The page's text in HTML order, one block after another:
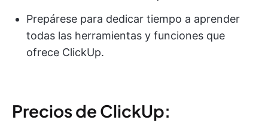
Prepárese para dedicar tiempo a aprender
todas las herramientas y funciones que
ofrece ClickUp.
Precios de ClickUp: